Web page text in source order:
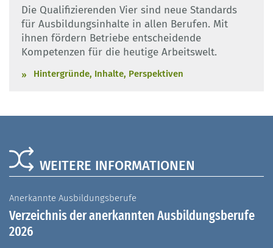
Die Qualifizierenden Vier sind neue Standards
für Ausbildungsinhalte in allen Berufen. Mit
ihnen fördern Betriebe entscheidende
Kompetenzen für die heutige Arbeitswelt.
Hintergründe, Inhalte, Perspektiven
WEITERE INFORMATIONEN
Anerkannte Ausbildungsberufe
Verzeichnis der anerkannten Ausbildungsberufe
2026